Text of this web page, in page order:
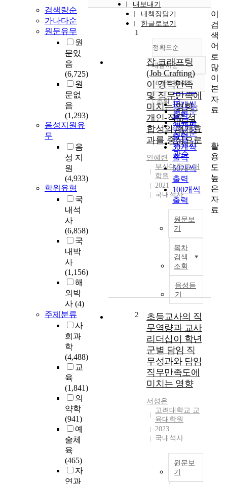
검색량순
가나다순
원문유무
원
문있
음
(6,725)
원
문없
음
(1,293)
음성지원유
무
음
성 지
원
(4,933)
학위유형
국
내석
사
(6,858)
국
내박
사
(1,156)
해
외박
사 (4)
주제분류
사
회과
학
(4,488)
교
육
(1,841)
의
약학
(941)
예
술체
육
(465)
자
연과
내보내기
내책장담기
한글로보기
정확도순
정확도
순
인기도
순
연도순
제목순
저자순
발행기
관순
내림차순
내림차순
10개씩 출력
10개씩
출력
20개씩
출력
30개씩
출력
50개씩
출력
100개씩
출력
조회
1
잡 크래프팅
(Job Crafting)
이 경력만족
및 직무만족에
미치는 영향 :
개인-직무 적
합성의 매개효
과를 중심으로
안혜련
부산대학교 대
학원
2021
국내석사
원문보
기
목차
검색
조회
음성듣
기
2
초등교사의 직
무역량과 교사
리더십이 학년
군별 담임 직
무성과와 담임
직무만족도에
미치는 영향
서성은
고려대학교 교
육대학원
2023
국내석사
원문보
기
이
검
색
어
로
많
이
본
자
료
활
용
도
높
은
자
료